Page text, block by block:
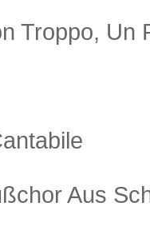
Troppo, Un
Aus